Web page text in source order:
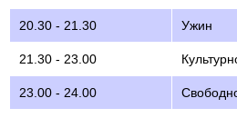
20.30 - 21.30 Ужин
21.30 - 23.00
23.00 - 24.00